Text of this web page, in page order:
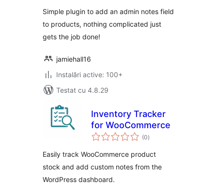
Simple plugin to add an admin notes field
to products, nothing complicated just
gets the job done!
jamiehall16
Instalări active: 100+
Testat cu 4.8.29
Inventory Tracker
for WooCommerce
(0total
aprecieri
)
Easily track WooCommerce product
stock and add custom notes from the
WordPress dashboard.